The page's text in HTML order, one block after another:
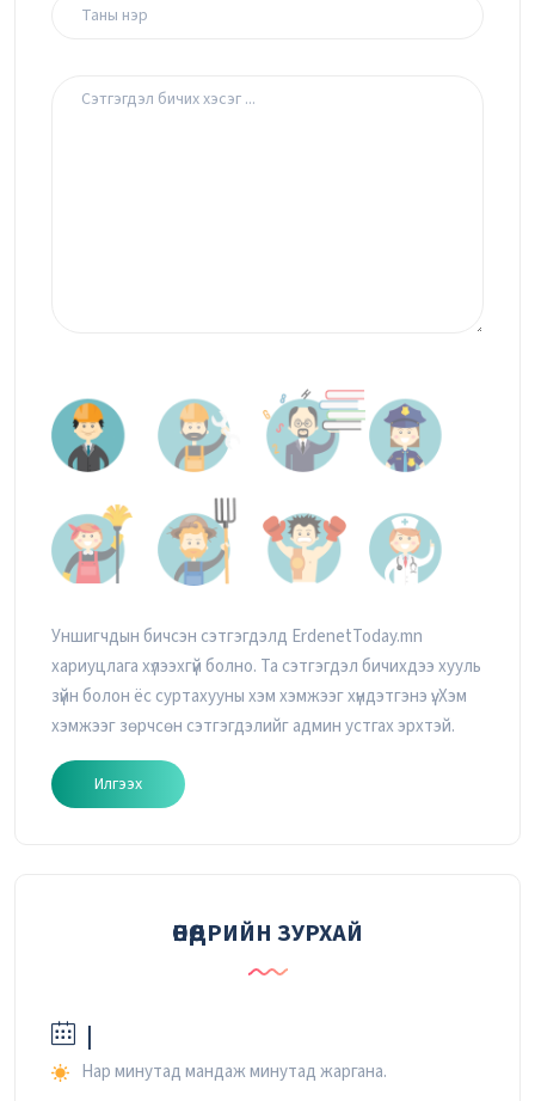
Уншигчдын бичсэн сэтгэгдэлд ErdenetToday.mn
хариуцлага хүлээхгүй болно. Та сэтгэгдэл бичихдээ хууль
зүйн болон ёс суртахууны хэм хэмжээг хүндэтгэнэ үү. Хэм
хэмжээг зөрчсөн сэтгэгдэлийг админ устгах эрхтэй.
Илгээх
ӨНӨӨДРИЙН ЗУРХАЙ
|
Нар минутад мандаж минутад жаргана.